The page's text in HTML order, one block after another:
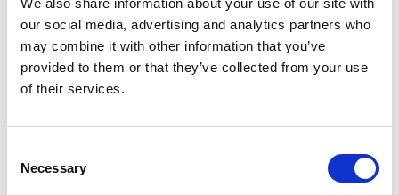
We also share information about your use of our site with
our social media, advertising and analytics partners who
may combine it with other information that you’ve
provided to them or that they’ve collected from your use
of their services.
Selection
Necessary
planowanie, dobrze przemyślane cele i gotowość do
osiągnięcia określonych celów to fundamenty.
Dobry cel powinien być ambitny, mierzalny i zrozumiały.
Powiązany z celami organizacji, ale dostosowany do
identyfikuje się z rolą i widzi sens w działaniu. Warto też
rozmawiać o tym, jak cel wpisuje się w cele zespołu i
całej organizacji, nie tylko w swój zakres obowiązków.